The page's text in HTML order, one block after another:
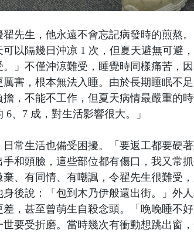
翟先生，他永遠不會忘記病發時的煎熬
可以隔幾日沖凉 1 次，但夏天避無可避
。」不僅沖涼難受，睡覺時同樣痛苦，
害，根本無法入睡。由於長期睡眠不
擔，不能不工作，但夏天病情最嚴重的
6、7 成，對生活影響很大。」
日常生活也備受困擾。「要返工都要硬
手和頭臉，這些部位都有傷口，我又常
棄、有同情、有嘲諷，令翟先生很難受
身後說：「包到木乃伊般還出街。」外
，甚至曾萌生自殺念頭。「晚晚睡不
要受折磨。當時幾次有衝動想跳出窗